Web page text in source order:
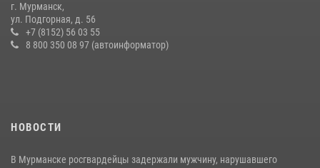
устроившего скандал в мини-отеле
09 июля 2026, 07:56
г. Мурманск,
ул. Подгорная, д. 56
+7 (8152) 56 03 55
8 800 350 08 97 (автоинформатор)
НОВОСТИ
В Мурманске росгвардейцы задержали мужчину, нарушавшего